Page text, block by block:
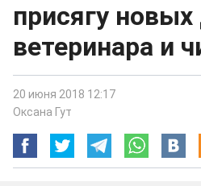
присягу
ветеринара и
20 июня 2018 12:17
Оксана Гут